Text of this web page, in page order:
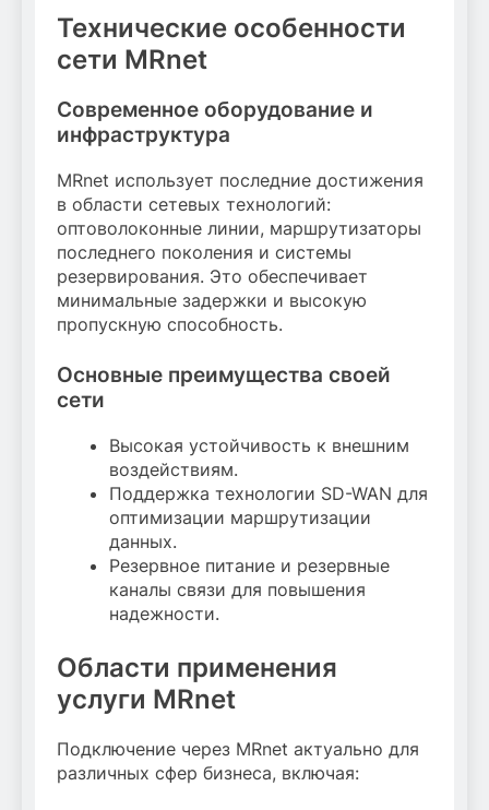
Технические особенности
сети MRnet
Современное оборудование и
инфраструктура
MRnet использует последние достижения
в области сетевых технологий:
оптоволоконные линии, маршрутизаторы
последнего поколения и системы
резервирования. Это обеспечивает
минимальные задержки и высокую
пропускную способность.
Основные преимущества своей
сети
Высокая устойчивость к внешним
воздействиям.
Поддержка технологии SD-WAN для
оптимизации маршрутизации
данных.
Резервное питание и резервные
каналы связи для повышения
надежности.
Области применения
услуги MRnet
Подключение через MRnet актуально для
различных сфер бизнеса, включая: